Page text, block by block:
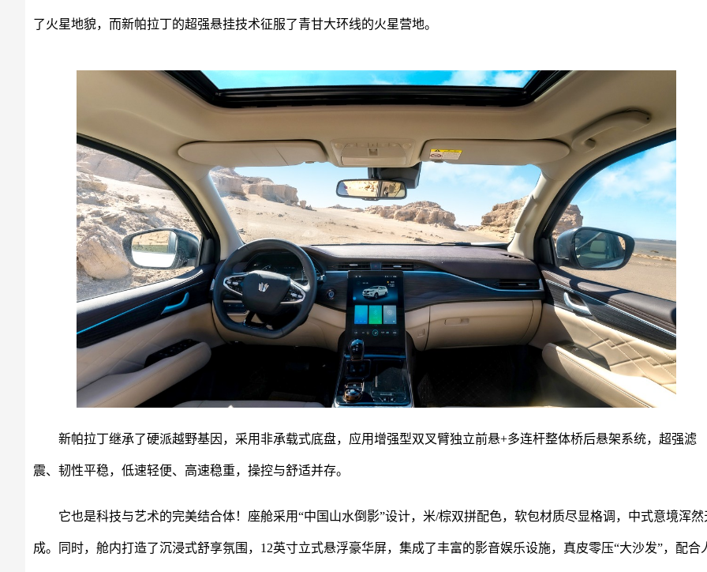
了火星地貌，而新帕拉丁的超强悬挂技术征服了青甘大环线的火星营地。
新帕拉丁继承了硬派越野基因，采用非承载式底盘，应用增强型双叉臂独立前悬+多连杆整体桥后悬架系统，超强滤
震、韧性平稳，低速轻便、高速稳重，操控与舒适并存。
它也是科技与艺术的完美结合体！座舱采用“中国山水倒影”设计，米/棕双拼配色，软包材质尽显格调，中式意境浑然
成。同时，舱内打造了沉浸式舒享氛围，12英寸立式悬浮豪华屏，集成了丰富的影音娱乐设施，真皮零压“大沙发”，配合